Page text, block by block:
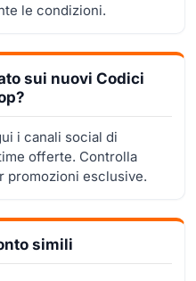
le condizioni.
sui nuovi Codici
i canali social di
offerte. Controlla
promozioni esclusive.
simili